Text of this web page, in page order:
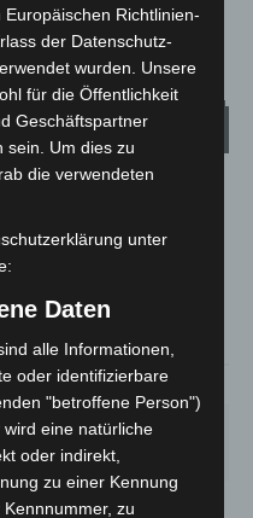
23.3
s 7%
DI.
23°
Richtlinien-
der Datenschutz-
wurden. Unsere
für die Öffentlichkeit
Geschäftspartner
sein. Um dies zu
die verwendeten
unter
Daten
alle Informationen,
oder identifizierbare
"betroffene Person")
eine natürliche
oder indirekt,
zu einer Kennung
zu